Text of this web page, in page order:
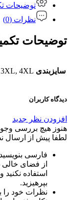
توضیحات
نظرات (0)
توضیحات
سایزبندی 4XL
دیدگاه کاربران
افزودن نظر جدید
هنوز هیچ بررسی
لطفا پیش از ارسال
فارسی
استفاده
بپرهیزید.
نظرات خود را